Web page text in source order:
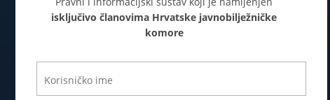
isključivo članovima Hrvatske javnobilježničke
komore